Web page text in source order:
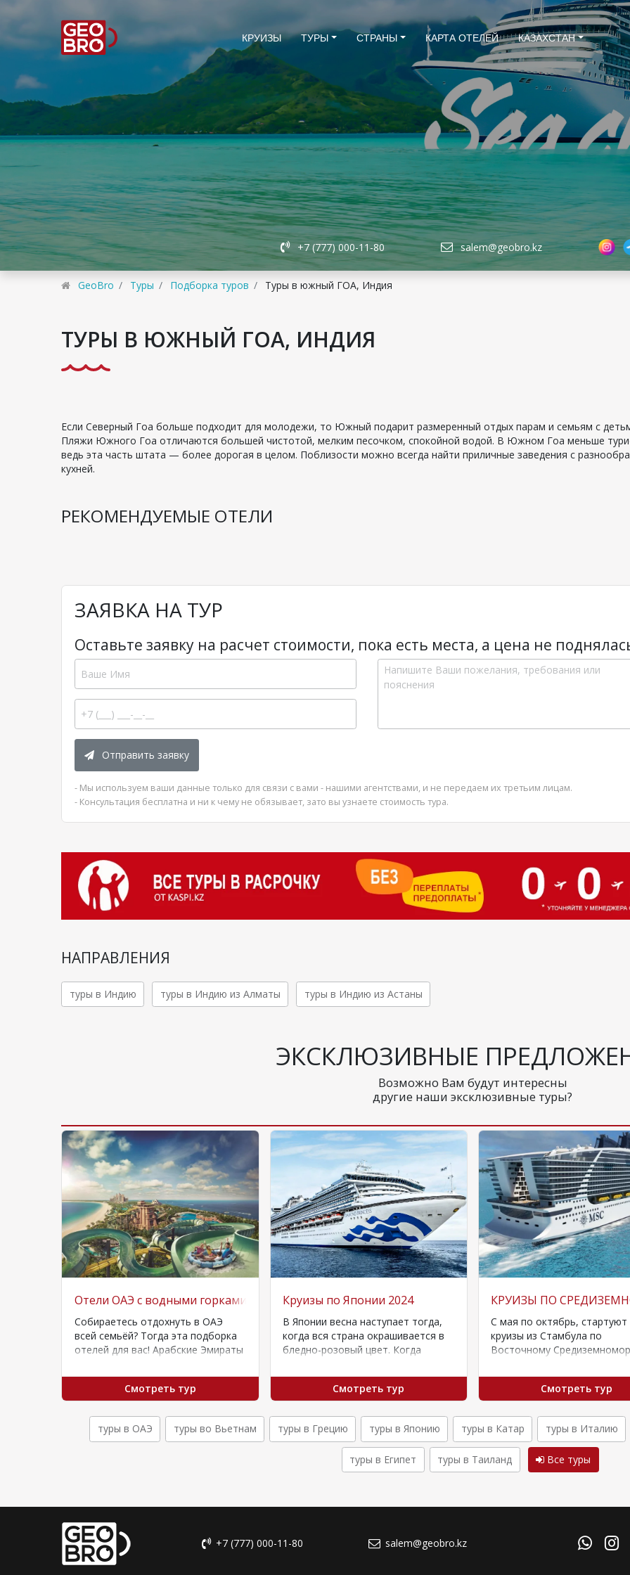
КРУИЗЫ ТУРЫ СТРАНЫ КАРТА ОТЕЛЕЙ КАЗАХСТАН
+7 (777) 000-11-80 salem@geobro.kz
GeoBro Туры Подборка туров Туры в южный ГОА, Индия
ТУРЫ В ЮЖНЫЙ ГОА, ИНДИЯ
Если Северный Гоа больше подходит для молодежи, то Южный подарит размеренный отдых парам и семьям с
Пляжи Южного Гоа отличаются большей чистотой, мелким песочком, спокойной водой. В Южном Гоа меньше
ведь эта часть штата — более дорогая в целом. Поблизости можно всегда найти приличные заведения с
кухней.
РЕКОМЕНДУЕМЫЕ ОТЕЛИ
ЗАЯВКА НА ТУР
Оставьте заявку на расчет стоимости, пока есть места, а цена не
Отправить заявку
- Мы используем ваши данные только для связи с вами - нашими агентствами, и не передаем их третьим лицам.
- Консультация бесплатна и ни к чему не обязывает, зато вы узнаете стоимость тура.
НАПРАВЛЕНИЯ
туры в Индию туры в Индию из Алматы туры в Индию из Астаны
ЭКСКЛЮЗИВНЫЕ
Возможно Вам будут интересны
другие наши эксклюзивные туры?
Отели ОАЭ с водными горками для детей
Собираетесь отдохнуть в ОАЭ
всей семьёй? Тогда эта подборка
отелей для вас! Арабские Эмираты
ассортимент семейных…
Смотреть тур
Круизы по Японии 2024
В Японии весна наступает тогда,
когда вся страна окрашивается в
бледно-розовый цвет. Когда
повсюду в Японии,…
Смотреть тур
КРУИЗЫ ПО
С мая по октябрь, стартуют
круизы из Стамбула по
Восточному
ЗАЕЗДЫ!🛳️ Выбирайте круиз
продолжительность 8, 9,…
Смотреть тур
туры в ОАЭ туры во Вьетнам туры в Грецию туры в Японию туры в Катар туры в Италию
туры в Египет туры в Таиланд Все туры
+7 (777) 000-11-80 salem@geobro.kz